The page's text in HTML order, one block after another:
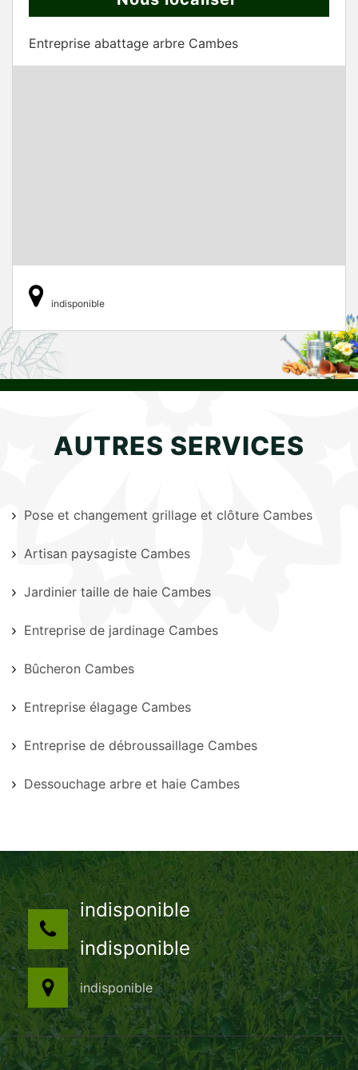
Entreprise abattage arbre Cambes
indisponible
AUTRES SERVICES
Pose et changement grillage et clôture Cambes
Artisan paysagiste Cambes
Jardinier taille de haie Cambes
Entreprise de jardinage Cambes
Bûcheron Cambes
Entreprise élagage Cambes
Entreprise de débroussaillage Cambes
Dessouchage arbre et haie Cambes
indisponible
indisponible
indisponible